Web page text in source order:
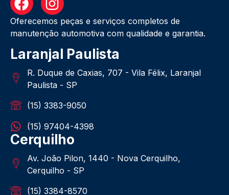
Oferecemos peças e serviços completos de
manutenção automotiva com qualidade e garantia.
Laranjal Paulista
R. Duque de Caxias, 707 - Vila Félix, Laranjal
Paulista - SP
(15) 3383-9050
(15) 97404-4398
Cerquilho
Av. João Pilon, 1440 - Nova Cerquilho,
Cerquilho - SP
(15) 3384-8570